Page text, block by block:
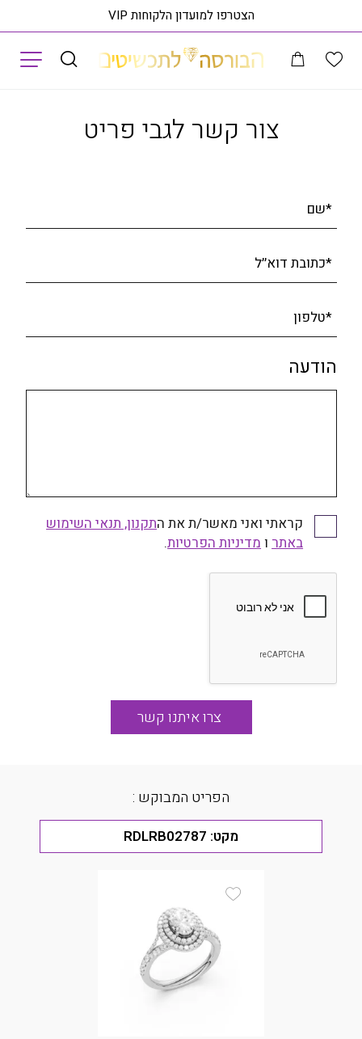
הצטרפו למועדון הלקוחות VIP
צור קשר לגבי פריט
*שם
*כתובת דוא׳׳ל
*טלפון
הודעה
קראתי ואני מאשר/ת את התקנון, תנאי השימוש באתר
ומדיניות הפרטיות
קראתי ואני מאשר/ת את התקנון, תנאי השימוש
באתר ו מדיניות הפרטיות.
הפריט המבוקש :
מקט: RDLRB02787
Add Wishlist